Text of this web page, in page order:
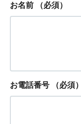
お名前 （必須）
お電話番号 （必須）